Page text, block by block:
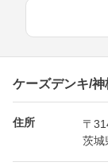
ケーズデンキ/
住所
〒
茨城